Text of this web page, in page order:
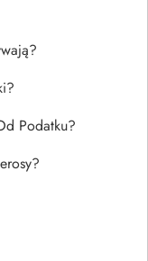
Podatku?